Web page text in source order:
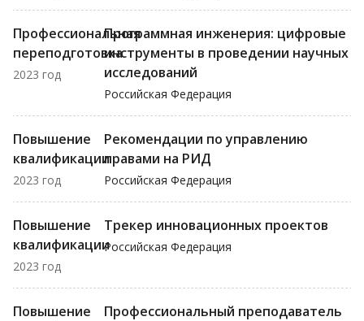
Профессиональная
переподготовка
2023 год
Программная инженерия: цифровые
инструменты в проведении научных
исследований
Российская Федерация
Повышение
квалификации
2023 год
Рекомендации по управлению
правами на РИД
Российская Федерация
Повышение
квалификации
2023 год
Трекер инновационных проектов
Российская Федерация
Повышение
Профессиональный преподаватель